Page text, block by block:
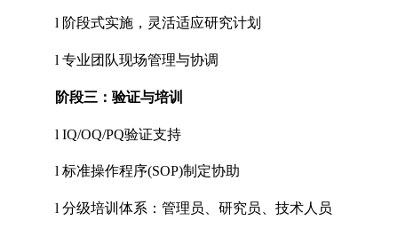
l 阶段式实施，灵活适应研究计划
l 专业团队现场管理与协调
阶段三：验证与培训
l IQ/OQ/PQ验证支持
l 标准操作程序(SOP)制定协助
l 分级培训体系：管理员、研究员、技术人员